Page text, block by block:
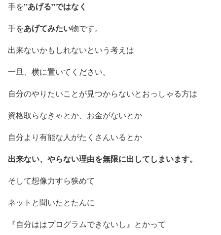
手を”あげる”ではなく
手をあげてみたい物です。
出来ないかもしれないという考えは
一旦、横に置いてください。
自分のやりたいことが見つからないとおっしゃる方は
資格取らなきゃとか、お金がないとか
自分より有能な人がたくさんいるとか
出来ない、やらない理由を無限に出してしまいます。
そして想像力すら狭めて
ネットと聞いたとたんに
『自分ははプログラムできないし』とかって